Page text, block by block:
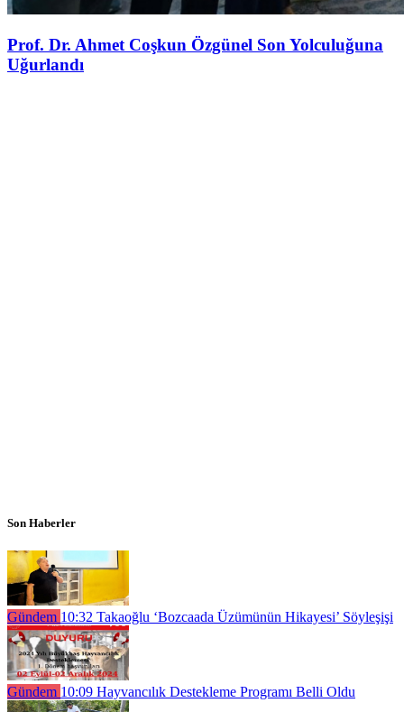
Prof. Dr. Ahmet Coşkun Özgünel Son Yolculuğuna
Uğurlandı
Son Haberler
Gündem 10:32 Takaoğlu ‘Bozcaada Üzümünün Hikayesi’ Söyleşişi
Gündem 10:09 Hayvancılık Destekleme Programı Belli Oldu